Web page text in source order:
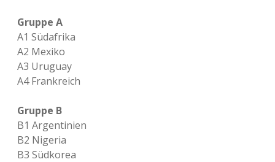
Gruppe A
A1 Südafrika
A2 Mexiko
A3 Uruguay
A4 Frankreich
Gruppe B
B1 Argentinien
B2 Nigeria
B3 Südkorea